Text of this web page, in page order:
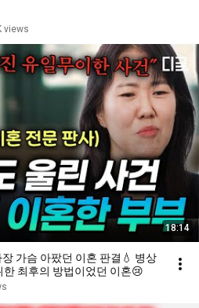
views
18:14
가슴 아팠던 이혼 판결💧 병상
한 최후의 방법이었던 이혼😢